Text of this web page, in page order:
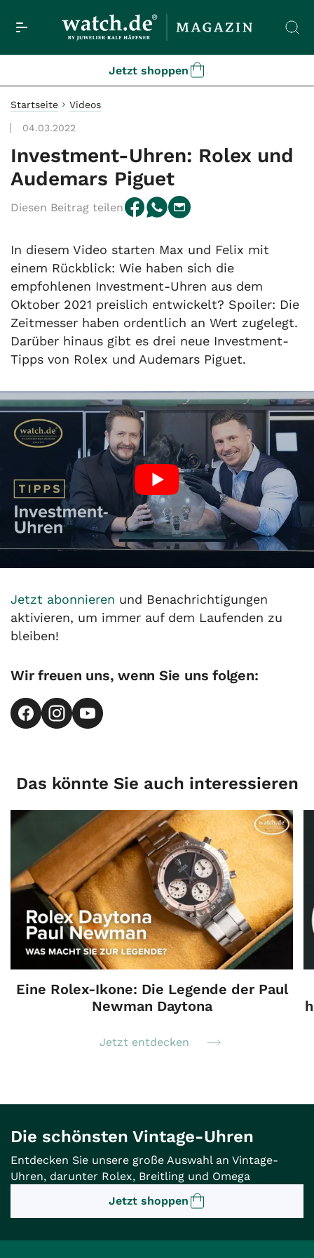
Jetzt shoppen
Startseite Videos
04.03.2022
Investment-Uhren: Rolex und
Audemars Piguet
Diesen Beitrag teilen
In diesem Video starten Max und Felix mit
einem Rückblick: Wie haben sich die
empfohlenen Investment-Uhren aus dem
Oktober 2021 preislich entwickelt? Spoiler: Die
Zeitmesser haben ordentlich an Wert zugelegt.
Darüber hinaus gibt es drei neue Investment-
Tipps von Rolex und Audemars Piguet.
Jetzt abonnieren und Benachrichtigungen
aktivieren, um immer auf dem Laufenden zu
bleiben!
Wir freuen uns, wenn Sie uns folgen:
Das könnte Sie auch interessieren
Eine Rolex-Ikone: Die Legende der Paul
Newman Daytona
Jetzt entdecken
Die schönsten Vintage-Uhren
Entdecken Sie unsere große Auswahl an Vintage-
Uhren, darunter Rolex, Breitling und Omega
Jetzt shoppen